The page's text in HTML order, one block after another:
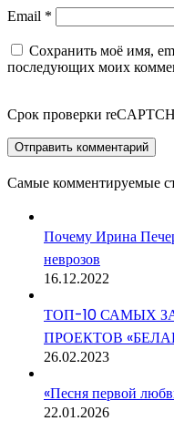
Email *
Сохранить моё имя,
последующих моих
Срок проверки
Самые комментируемые
Почему Ирина
неврозов
16.12.2022
ТОП-10 САМЫХ
ПРОЕКТОВ
26.02.2023
«Песня первой
22.01.2026